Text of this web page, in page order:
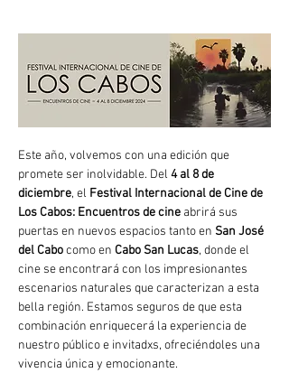
Este año, volvemos con una edición que
promete ser inolvidable. Del 4 al 8 de
diciembre, el Festival Internacional de Cine de
Los Cabos: Encuentros de cine abrirá sus
puertas en nuevos espacios tanto en San José
del Cabo como en Cabo San Lucas, donde el
cine se encontrará con los impresionantes
escenarios naturales que caracterizan a esta
bella región. Estamos seguros de que esta
combinación enriquecerá la experiencia de
nuestro público e invitadxs, ofreciéndoles una
vivencia única y emocionante.